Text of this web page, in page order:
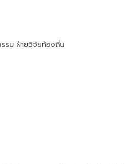
รม ฝ่ายวิจัยท้องถิ่น